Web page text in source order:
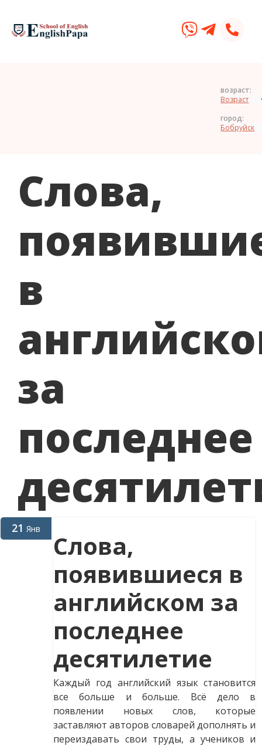
возраст:
город:
Слова,
в
за
последнее
21 Янв
Слова,
появившиеся в
английском за
последнее
десятилетие
Каждый год английский язык становится
все больше и больше. Всё дело в
появлении новых слов, которые
заставляют авторов словарей дополнять и
переиздавать свои труды, а учеников и